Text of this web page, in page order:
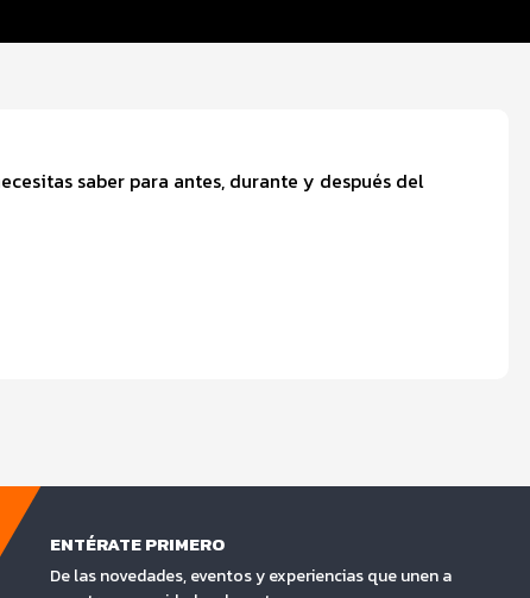
saber para antes, durante y después del
ENTÉRATE PRIMERO
De las novedades, eventos y experiencias que unen a